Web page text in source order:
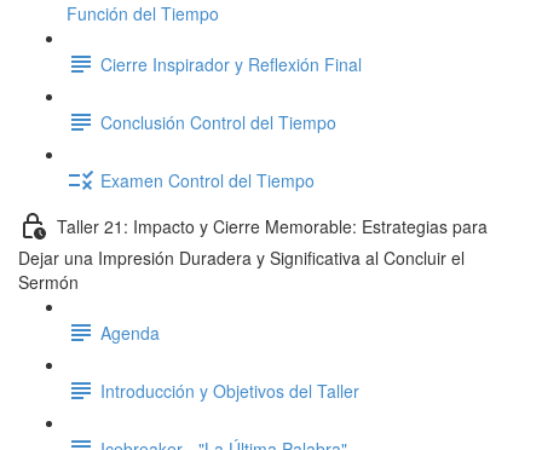
Función del Tiempo
Cierre Inspirador y Reflexión Final
Conclusión Control del Tiempo
Examen Control del Tiempo
Taller 21: Impacto y Cierre Memorable: Estrategias para
Dejar una Impresión Duradera y Significativa al Concluir el
Sermón
Agenda
Introducción y Objetivos del Taller